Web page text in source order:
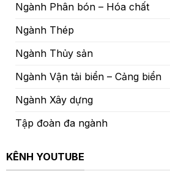
Ngành Phân bón – Hóa chất
Ngành Thép
Ngành Thủy sản
Ngành Vận tải biển – Cảng biển
Ngành Xây dựng
Tập đoàn đa ngành
KÊNH YOUTUBE